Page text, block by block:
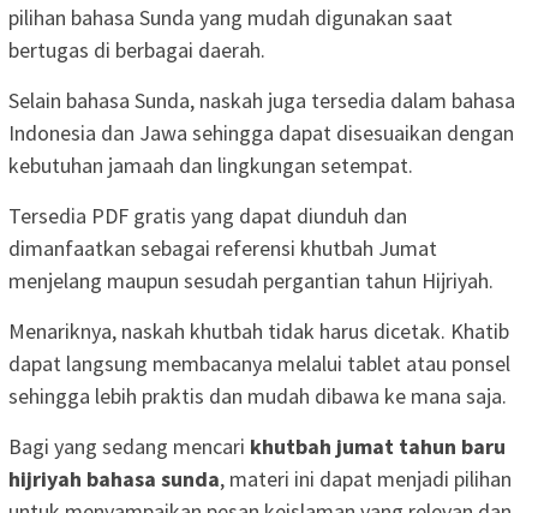
pilihan bahasa Sunda yang mudah digunakan saat
bertugas di berbagai daerah.
Selain bahasa Sunda, naskah juga tersedia dalam bahasa
Indonesia dan Jawa sehingga dapat disesuaikan dengan
kebutuhan jamaah dan lingkungan setempat.
Tersedia PDF gratis yang dapat diunduh dan
dimanfaatkan sebagai referensi khutbah Jumat
menjelang maupun sesudah pergantian tahun Hijriyah.
Menariknya, naskah khutbah tidak harus dicetak. Khatib
dapat langsung membacanya melalui tablet atau ponsel
sehingga lebih praktis dan mudah dibawa ke mana saja.
Bagi yang sedang mencari khutbah jumat tahun baru
hijriyah bahasa sunda, materi ini dapat menjadi pilihan